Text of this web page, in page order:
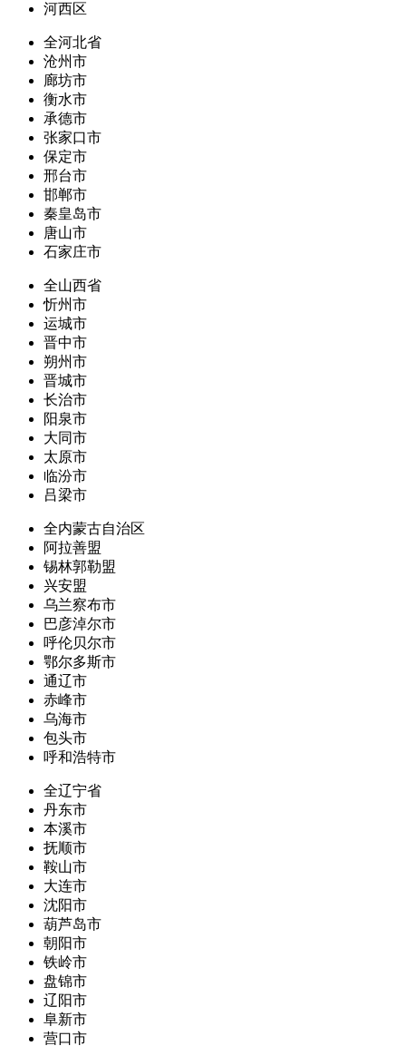
河西区
全河北省
沧州市
廊坊市
衡水市
承德市
张家口市
保定市
邢台市
邯郸市
秦皇岛市
唐山市
石家庄市
全山西省
忻州市
运城市
晋中市
朔州市
晋城市
长治市
阳泉市
大同市
太原市
临汾市
吕梁市
全内蒙古自治区
阿拉善盟
锡林郭勒盟
兴安盟
乌兰察布市
巴彦淖尔市
呼伦贝尔市
鄂尔多斯市
通辽市
赤峰市
乌海市
包头市
呼和浩特市
全辽宁省
丹东市
本溪市
抚顺市
鞍山市
大连市
沈阳市
葫芦岛市
朝阳市
铁岭市
盘锦市
辽阳市
阜新市
营口市